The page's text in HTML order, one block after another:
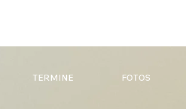
TERMINE FOTOS